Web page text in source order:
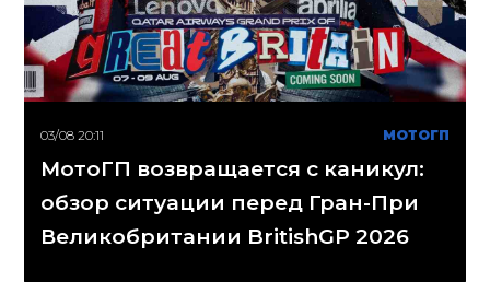
03/08 20:11 МОТОГП
МотоГП возвращается с каникул:
обзор ситуации перед Гран-При
Великобритании BritishGP 2026